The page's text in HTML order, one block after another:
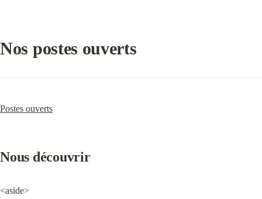
Nos postes ouverts
Postes ouverts
Nous découvrir
<aside>